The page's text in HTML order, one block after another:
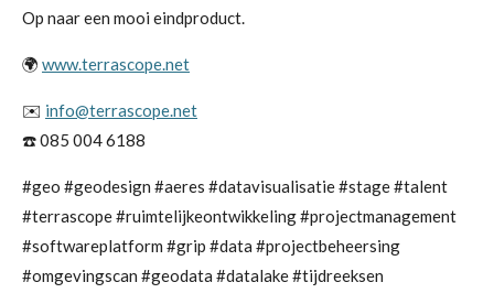
Op naar een mooi eindproduct.
🌍 www.terrascope.net
✉️ info@terrascope.net
☎️ 085 004 6188
#geo #geodesign #aeres #datavisualisatie #stage #talent
#terrascope #ruimtelijkeontwikkeling #projectmanagement
#softwareplatform #grip #data #projectbeheersing
#omgevingscan #geodata #datalake #tijdreeksen